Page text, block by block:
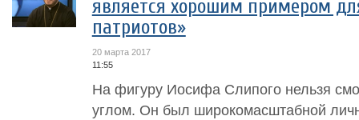
является хорошим примером
патриотов»
20 марта 2017
11:55
На фигуру Иосифа Слипого нельзя
углом. Он был широкомасштабной